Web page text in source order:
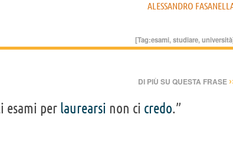
ALESSANDRO
[Tag:esami,studiare,università
DI PIÙ SU QUESTA FRASE
esami per laurearsi non ci credo.”